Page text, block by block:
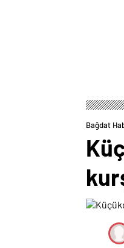
Bağdat